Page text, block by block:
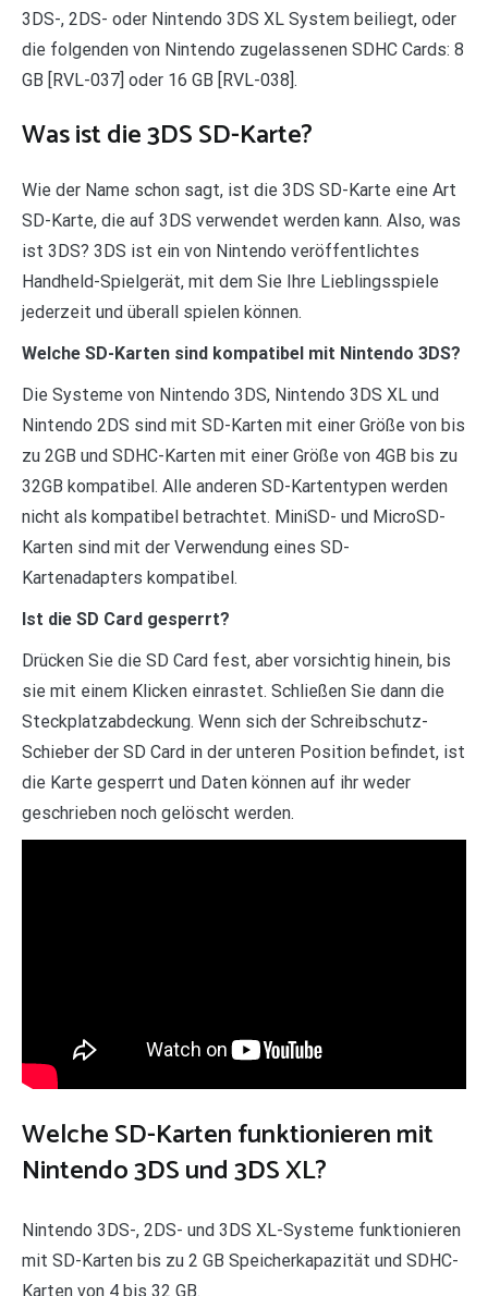
3DS-, 2DS- oder Nintendo 3DS XL System beiliegt, oder
die folgenden von Nintendo zugelassenen SDHC Cards: 8
GB [RVL-037] oder 16 GB [RVL-038].
Was ist die 3DS SD-Karte?
Wie der Name schon sagt, ist die 3DS SD-Karte eine Art
SD-Karte, die auf 3DS verwendet werden kann. Also, was
ist 3DS? 3DS ist ein von Nintendo veröffentlichtes
Handheld-Spielgerät, mit dem Sie Ihre Lieblingsspiele
jederzeit und überall spielen können.
Welche SD-Karten sind kompatibel mit Nintendo 3DS?
Die Systeme von Nintendo 3DS, Nintendo 3DS XL und
Nintendo 2DS sind mit SD-Karten mit einer Größe von bis
zu 2GB und SDHC-Karten mit einer Größe von 4GB bis zu
32GB kompatibel. Alle anderen SD-Kartentypen werden
nicht als kompatibel betrachtet. MiniSD- und MicroSD-
Karten sind mit der Verwendung eines SD-
Kartenadapters kompatibel.
Ist die SD Card gesperrt?
Drücken Sie die SD Card fest, aber vorsichtig hinein, bis
sie mit einem Klicken einrastet. Schließen Sie dann die
Steckplatzabdeckung. Wenn sich der Schreibschutz-
Schieber der SD Card in der unteren Position befindet, ist
die Karte gesperrt und Daten können auf ihr weder
geschrieben noch gelöscht werden.
Welche SD-Karten funktionieren mit
Nintendo 3DS und 3DS XL?
Nintendo 3DS-, 2DS- und 3DS XL-Systeme funktionieren
mit SD-Karten bis zu 2 GB Speicherkapazität und SDHC-
Karten von 4 bis 32 GB.